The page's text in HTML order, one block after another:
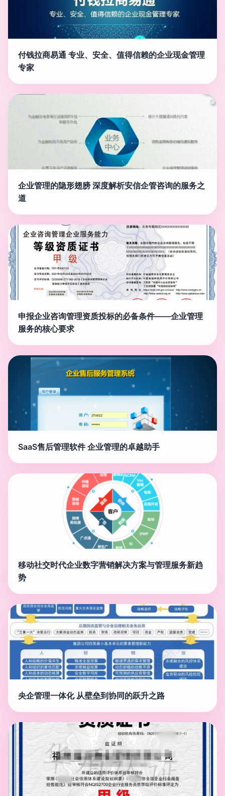
付钱拉商易通 专业、安全、值得信赖的企业现金管理
专家
企业管理的隐形翅膀 深度解析安信企管咨询的服务之
道
申报企业咨询管理资质投标的必备条件——企业管理
服务的核心要求
SaaS售后管理软件 企业管理的卓越助手
移动社交时代企业数字营销解决方案与管理服务新趋
势
央企管理一体化 从壁垒到协同的跃升之路